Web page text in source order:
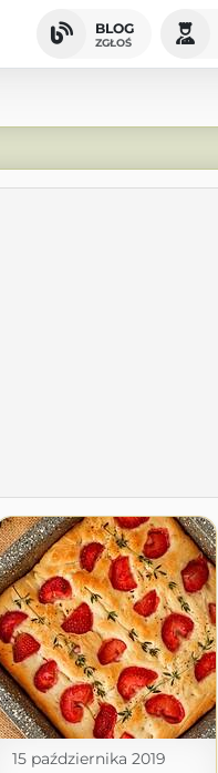
BLOG
ZGŁOŚ
15 października 2019